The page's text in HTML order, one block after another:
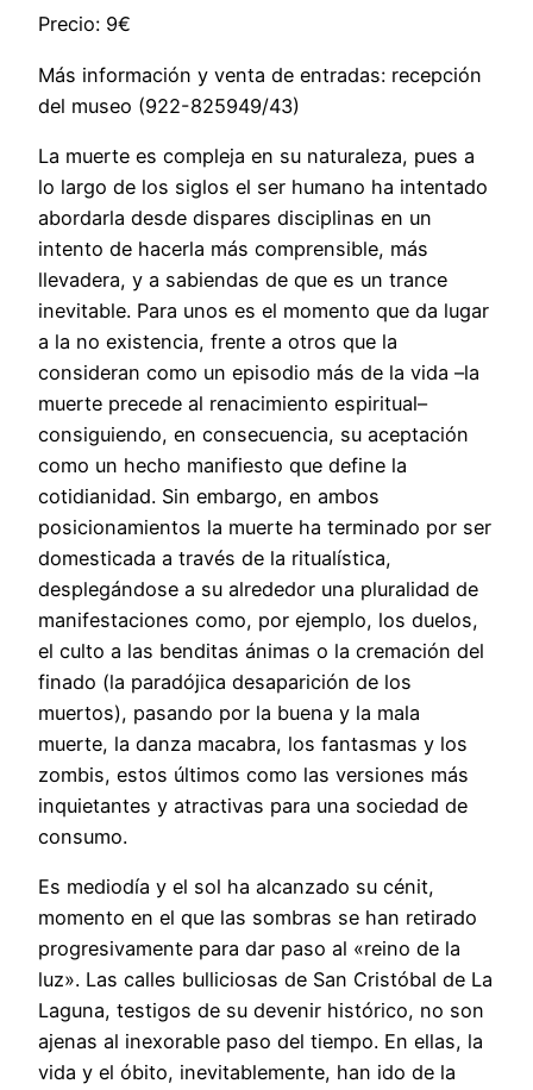
Precio: 9€
Más información y venta de entradas: recepción
del museo (922-825949/43)
La muerte es compleja en su naturaleza, pues a
lo largo de los siglos el ser humano ha intentado
abordarla desde dispares disciplinas en un
intento de hacerla más comprensible, más
llevadera, y a sabiendas de que es un trance
inevitable. Para unos es el momento que da lugar
a la no existencia, frente a otros que la
consideran como un episodio más de la vida –la
muerte precede al renacimiento espiritual–
consiguiendo, en consecuencia, su aceptación
como un hecho manifiesto que define la
cotidianidad. Sin embargo, en ambos
posicionamientos la muerte ha terminado por ser
domesticada a través de la ritualística,
desplegándose a su alrededor una pluralidad de
manifestaciones como, por ejemplo, los duelos,
el culto a las benditas ánimas o la cremación del
finado (la paradójica desaparición de los
muertos), pasando por la buena y la mala
muerte, la danza macabra, los fantasmas y los
zombis, estos últimos como las versiones más
inquietantes y atractivas para una sociedad de
consumo.
Es mediodía y el sol ha alcanzado su cénit,
momento en el que las sombras se han retirado
progresivamente para dar paso al «reino de la
luz». Las calles bulliciosas de San Cristóbal de La
Laguna, testigos de su devenir histórico, no son
ajenas al inexorable paso del tiempo. En ellas, la
vida y el óbito, inevitablemente, han ido de la